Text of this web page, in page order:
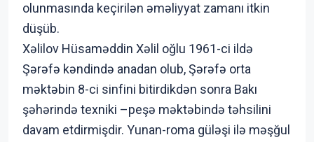
olunmasında keçirilən əməliyyat zamanı itkin
düşüb.
Xəlilov Hüsaməddin Xəlil oğlu 1961-ci ildə
Şərəfə kəndində anadan olub, Şərəfə orta
məktəbin 8-ci sinfini bitirdikdən sonra Bakı
şəhərində texniki –peşə məktəbində təhsilini
davam etdirmişdir. Yunan-roma güləşi ilə məşğul